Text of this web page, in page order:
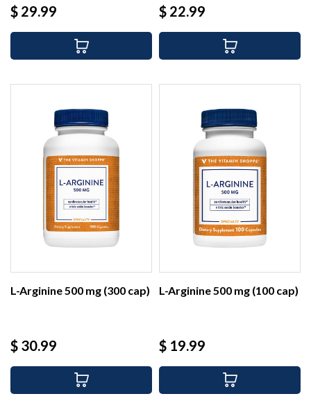
Precio
$ 29.99 Precio
$ 22.99
L-Arginine 500 mg (300 cap)
Precio
$ 30.99
L-Arginine 500 mg (100 cap)
Precio
$ 19.99